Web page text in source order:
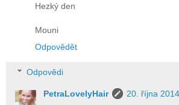
Hezký den
Mouni
Odpovědět
Odpovědi
PetraLovelyHair
20. října